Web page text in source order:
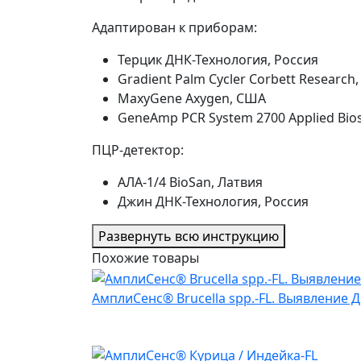
Адаптирован к приборам:
Терцик ДНК-Технология, Россия
Gradient Palm Cycler Corbett
MaxyGene Axygen, США
GeneAmp PCR System 2700 Applied
ПЦР-детектор:
AЛА-1/4 BioSan, Латвия
Джин ДНК-Технология, Россия
Развернуть всю инструкцию
Похожие товары
АмплиСенс® Brucella spp.-FL. Выявление